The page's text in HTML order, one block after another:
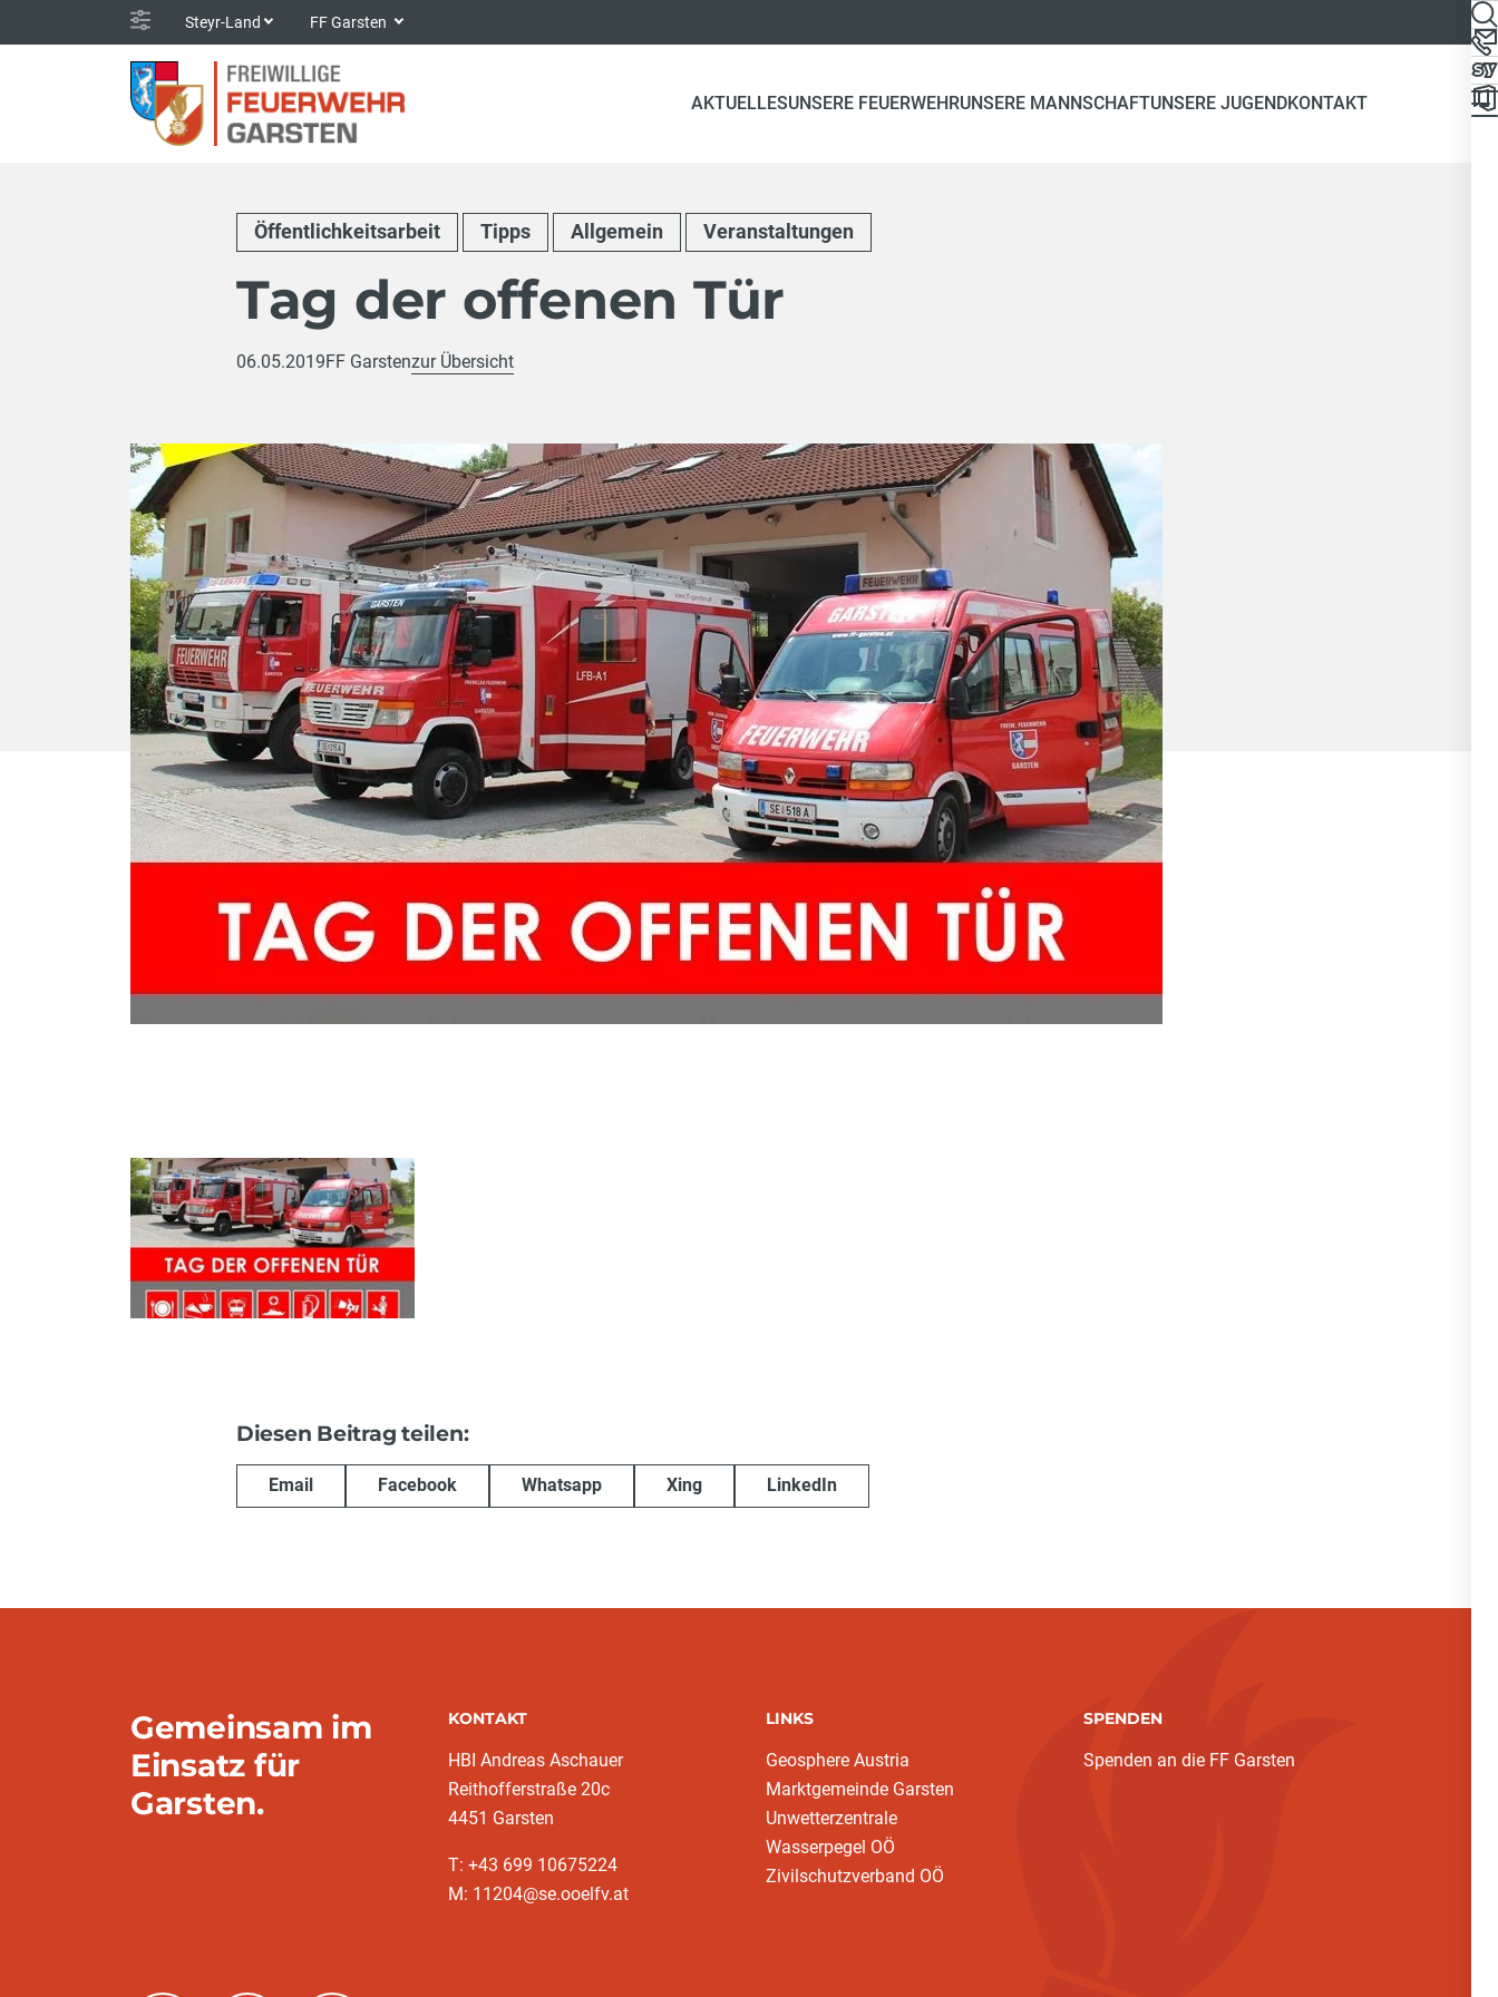
Steyr-Land FF Garsten
AKTUELLESUNSERE FEUERWEHRUNSERE MANNSCHAFTUNSERE JUGENDKONTAKT
Öffentlichkeitsarbeit Tipps Allgemein Veranstaltungen
Tag der offenen Tür
06.05.2019FF Garstenzur Übersicht
Diesen Beitrag teilen:
Email Facebook Whatsapp Xing LinkedIn
Gemeinsam im
Einsatz für
Garsten.
KONTAKT
HBI Andreas Aschauer
Reithofferstraße 20c
4451 Garsten
T: ‭+43 699 10675224‬
M: 11204@se.ooelfv.at
LINKS
Geosphere Austria
Marktgemeinde Garsten
Unwetterzentrale
Wasserpegel OÖ
Zivilschutzverband OÖ
SPENDEN
Spenden an die FF Garsten